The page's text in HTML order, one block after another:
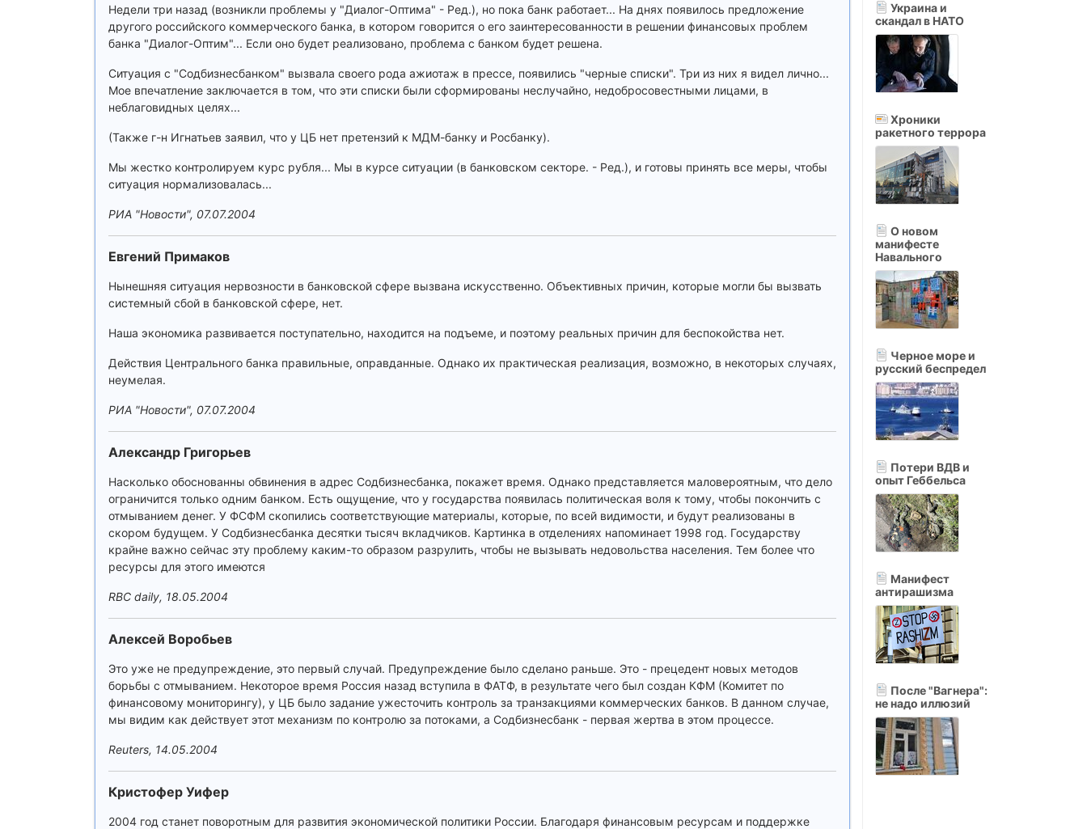
Недели три назад (возникли проблемы у "Диалог-Оптима" - Ред.), но пока банк работает... На днях появилось предложение
другого российского коммерческого банка, в котором говорится о его заинтересованности в решении финансовых проблем
банка "Диалог-Оптим"... Если оно будет реализовано, проблема с банком будет решена.
Ситуация с "Содбизнесбанком" вызвала своего рода ажиотаж в прессе, появились "черные списки". Три из них я видел лично...
Мое впечатление заключается в том, что эти списки были сформированы неслучайно, недобросовестными лицами, в
неблаговидных целях...
(Также г-н Игнатьев заявил, что у ЦБ нет претензий к МДМ-банку и Росбанку).
Мы жестко контролируем курс рубля... Мы в курсе ситуации (в банковском секторе. - Ред.), и готовы принять все меры, чтобы
ситуация нормализовалась...
РИА "Новости", 07.07.2004
Евгений Примаков
Нынешняя ситуация нервозности в банковской сфере вызвана искусственно. Объективных причин, которые могли бы вызвать
системный сбой в банковской сфере, нет.
Наша экономика развивается поступательно, находится на подъеме, и поэтому реальных причин для беспокойства нет.
Действия Центрального банка правильные, оправданные. Однако их практическая реализация, возможно, в некоторых случаях,
неумелая.
РИА "Новости", 07.07.2004
Александр Григорьев
Насколько обоснованны обвинения в адрес Содбизнесбанка, покажет время. Однако представляется маловероятным, что дело
ограничится только одним банком. Есть ощущение, что у государства появилась политическая воля к тому, чтобы покончить с
отмыванием денег. У ФСФМ скопились соответствующие материалы, которые, по всей видимости, и будут реализованы в
скором будущем. У Содбизнесбанка десятки тысяч вкладчиков. Картинка в отделениях напоминает 1998 год. Государству
крайне важно сейчас эту проблему каким-то образом разрулить, чтобы не вызывать недовольства населения. Тем более что
ресурсы для этого имеются
RBC daily, 18.05.2004
Алексей Воробьев
Это уже не предупреждение, это первый случай. Предупреждение было сделано раньше. Это - прецедент новых методов
борьбы с отмыванием. Некоторое время Россия назад вступила в ФАТФ, в результате чего был создан КФМ (Комитет по
финансовому мониторингу), у ЦБ было задание ужесточить контроль за транзакциями коммерческих банков. В данном случае,
мы видим как действует этот механизм по контролю за потоками, а Содбизнесбанк - первая жертва в этом процессе.
Reuters, 14.05.2004
Кристофер Уифер
2004 год станет поворотным для развития экономической политики России. Благодаря финансовым ресурсам и поддержке
Украина и
скандал в НАТО
Хроники
ракетного террора
О новом
манифесте
Навального
Черное море и
русский беспредел
Потери ВДВ и
опыт Геббельса
Манифест
антирашизма
После "Вагнера":
не надо иллюзий